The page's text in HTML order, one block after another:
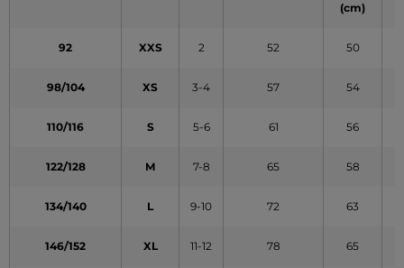
(cm)
92 XXS 2 52 50
98/104 XS 3-4 57 54
110/116 S 5-6 61 56
122/128 M 7-8 65 58
134/140 L 9-10 72 63
146/152 XL 11-12 78 65